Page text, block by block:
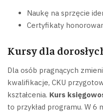
Naukę na sprzęcie
Certyfikaty
Kursy dla
Dla osób pragnących
kwalifikacje, CKU
kształcenia. Kurs
to przykład programu. W 6